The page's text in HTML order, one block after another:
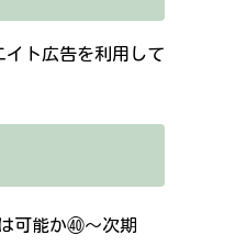
イト広告を利用して
可能か㊵～次期